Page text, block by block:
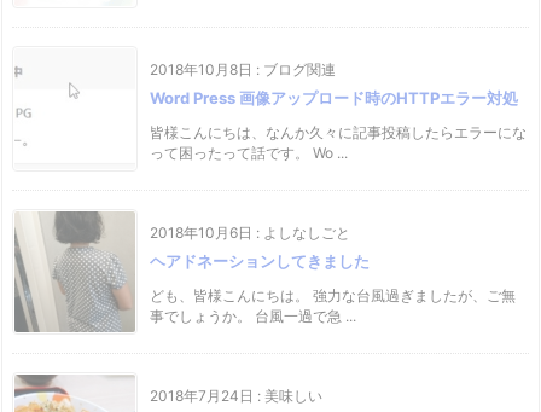
2018年10月8日 : ブログ関連
Word Press 画像アップロード時のHTTPエラー対処
皆様こんにちは、なんか久々に記事投稿したらエラーにな
って困ったって話です。 Wo ...
2018年10月6日 : よしなしごと
ヘアドネーションしてきました
ども、皆様こんにちは。 強力な台風過ぎましたが、ご無
事でしょうか。 台風一過で急 ...
2018年7月24日 : 美味しい